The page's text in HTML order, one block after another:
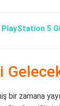
5
zamana